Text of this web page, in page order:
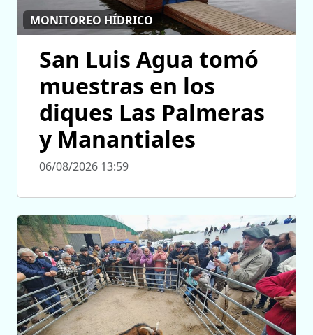
MONITOREO HÍDRICO
San Luis Agua tomó
muestras en los
diques Las Palmeras
y Manantiales
06/08/2026 13:59